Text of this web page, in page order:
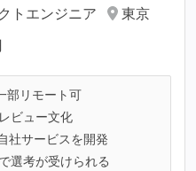
トエンジニア
東京
部リモート可
ビュー文化
社サービスを開発
選考が受けられる